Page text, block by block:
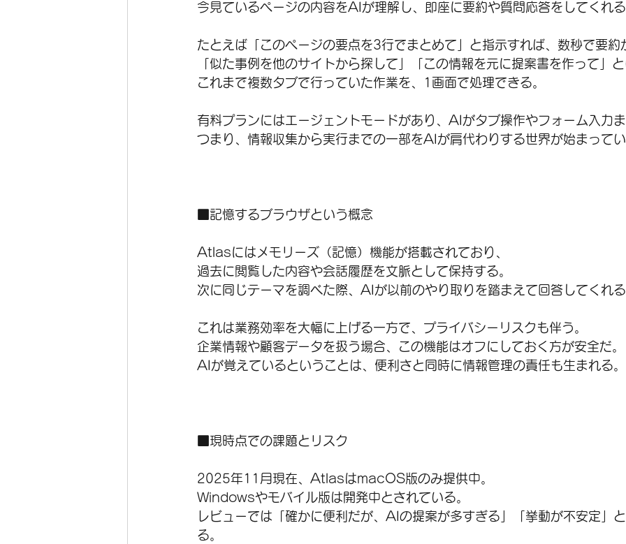
今見ているページの内容をAIが理解し、即座に要約や質問応答をしてくれる
たとえば「このページの要点を3行でまとめて」と指示すれば、数秒で要約
「似た事例を他のサイトから探して」「この情報を元に提案書を作って」
これまで複数タブで行っていた作業を、1画面で処理できる。
有料プランにはエージェントモードがあり、AIがタブ操作やフォーム入力ま
つまり、情報収集から実行までの一部をAIが肩代わりする世界が始まってい
■記憶するブラウザという概念
Atlasにはメモリーズ（記憶）機能が搭載されており、
過去に閲覧した内容や会話履歴を文脈として保持する。
次に同じテーマを調べた際、AIが以前のやり取りを踏まえて回答してくれる
これは業務効率を大幅に上げる一方で、プライバシーリスクも伴う。
企業情報や顧客データを扱う場合、この機能はオフにしておく方が安全だ。
AIが覚えているということは、便利さと同時に情報管理の責任も生まれる。
■現時点での課題とリスク
2025年11月現在、AtlasはmacOS版のみ提供中。
Windowsやモバイル版は開発中とされている。
レビューでは「確かに便利だが、AIの提案が多すぎる」「挙動が不安定」
る。